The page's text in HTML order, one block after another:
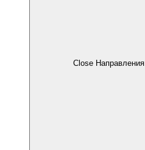
Close Направления